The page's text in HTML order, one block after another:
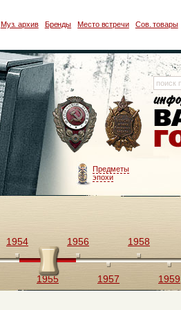
Муз. архив Бренды Место встречи Сов. товары
Предметы
эпохи
1954
1955
1956
1957
1958
1959